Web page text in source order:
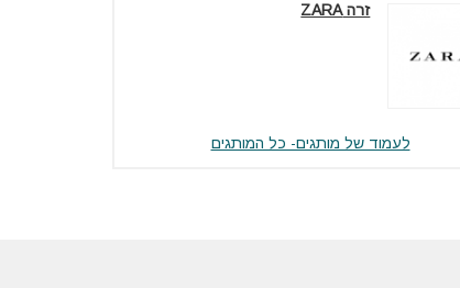
זרה ZARA
לעמוד של מותגים- כל המותגים